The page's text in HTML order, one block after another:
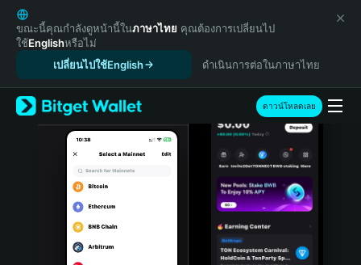
English
日本語
Tiếng Việt
Español (Latinoamérica)
Türkçe
Italiano
Português (Portugal)
Bahasa Indonesia
ขณะนี้คุณกำลังดูหน้านี้ในภาษาไทย คุณต้องการเปลี่ยนไป
ใช้Englishหรือไม่
เปลี่ยนไปใช้English
ดำเนินการต่อในภาษาไทย
ดาวน์โหลดเลย